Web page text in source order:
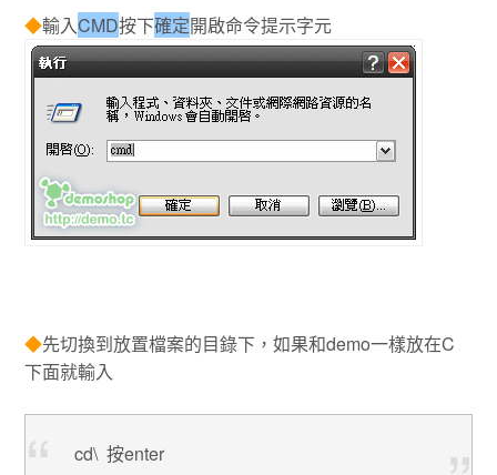
◆輸入CMD按下確定開啟命令提示字元
◆先切換到放置檔案的目錄下，如果和demo一樣放在C
下面就輸入
cd\ 按enter